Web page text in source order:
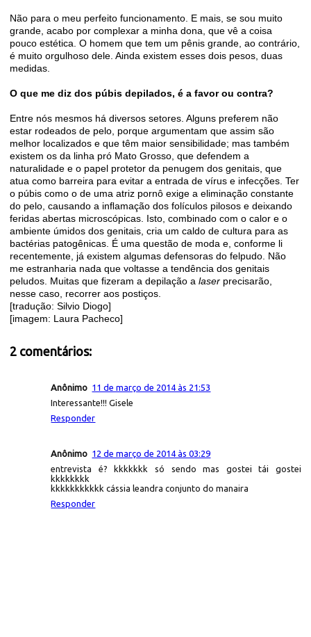
Não para o meu perfeito funcionamento. E mais, se sou muito
grande, acabo por complexar a minha dona, que vê a coisa
pouco estética. O homem que tem um pênis grande, ao contrário,
é muito orgulhoso dele. Ainda existem esses dois pesos, duas
medidas.
O que me diz dos púbis depilados, é a favor ou contra?
Entre nós mesmos há diversos setores. Alguns preferem não
estar rodeados de pelo, porque argumentam que assim são
melhor localizados e que têm maior sensibilidade; mas também
existem os da linha pró Mato Grosso, que defendem a
naturalidade e o papel protetor da penugem dos genitais, que
atua como barreira para evitar a entrada de vírus e infecções. Ter
o púbis como o de uma atriz pornô exige a eliminação constante
do pelo, causando a inﬂamação dos folículos pilosos e deixando
feridas abertas microscópicas. Isto, combinado com o calor e o
ambiente úmidos dos genitais, cria um caldo de cultura para as
bactérias patogênicas. É uma questão de moda e, conforme li
recentemente, já existem algumas defensoras do felpudo. Não
me estranharia nada que voltasse a tendência dos genitais
peludos. Muitas que ﬁzeram a depilação alaser precisarão,
nesse caso, recorrer aos postiços.
[tradução: Silvio Diogo]
[imagem: Laura Pacheco]
2 comentários:
Anônimo 11 de março de 2014 às 21:53
Interessante!!! Gisele
Responder
Anônimo 12 de março de 2014 às 03:29
entrevista é? kkkkkkk só sendo mas gostei tái gostei
kkkkkkkk
kkkkkkkkkkk cássia leandra conjunto do manaira
Responder